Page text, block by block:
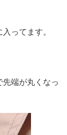
ってます。
端が丸くなっ